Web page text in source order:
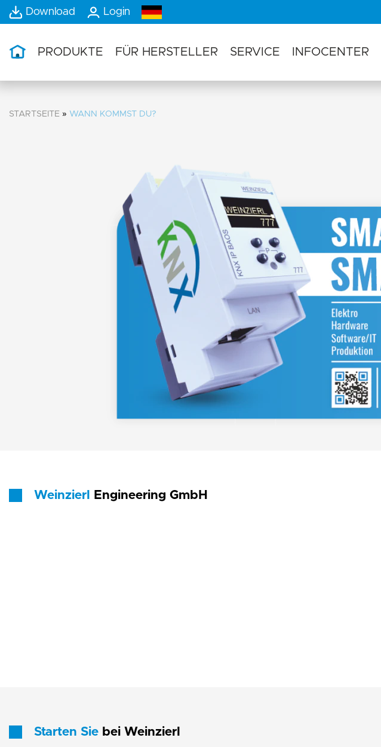
Download Login
PRODUKTE FÜR HERSTELLER SERVICE INFOCENTER
STARTSEITE » WANN KOMMST DU?
Weinzierl Engineering GmbH
Starten Sie bei Weinzierl